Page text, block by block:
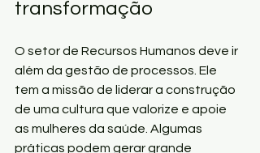
transformação
O setor de Recursos Humanos deve ir
além da gestão de processos. Ele
tem a missão de liderar a construção
de uma cultura que valorize e apoie
as mulheres da saúde. Algumas
práticas podem gerar grande